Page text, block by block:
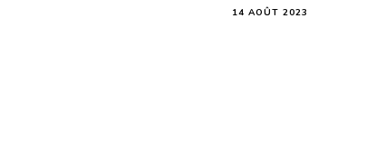
14 AOÛT 2023